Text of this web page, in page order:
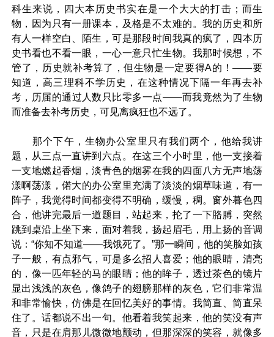
科生来说，四大本历史书实在是一个大大的打击；而生
物，因为只有一册课本，及格是不太难的。我的历史和所
有人一样空白、陌生，可是那段时间我真的疯了，四本历
史书看也不看一眼，一心一意只忙生物。我那时候想，不
管了，历史就补考算了，但生物是一定要得A的！——要
知道，高三理科不学历史，在这种情况下隔一年再去补
考，历届的通过人数只比零多一点——而我竟然为了生物
而准备去补考历史，可见离疯狂也不远了。
那个下午，生物办公室里只有我们两个，他给我讲
题，从三点一直讲到六点。在这三个小时里，他一支接着
一支地燃起香烟，淡青色的烟雾在我的四面八方无声地荡
漾啊荡漾，偌大的办公室里充满了淡淡的烟草味道，有一
阵子，我觉得时间都变得不明确，缓慢，稠。窗外暮色四
合，他讲完最后一道题目，站起来，抡了一下胳膊，突然
跳到桌沿上坐下来，面对着我，扬起眉毛，用上扬的音调
说：“你知不知道——我饿死了。”那一瞬间，他的笑脸如孩
子一般，有点邪气，可是多么招人喜爱；他的眼睛，清亮
的，像一匹年轻的马的眼睛；他的眸子，透过茶色的镜片
显出浅浅的灰色，像鸽子的翅膀那样的灰色，它们非常温
和非常愉快，仿佛是在回忆美好的事情。我简直、简直呆
住了。话都说不出一句。他看着我笑起来，他的笑没有声
音，只是在肩那儿微微地颤动，但那深深的笑容，就像多